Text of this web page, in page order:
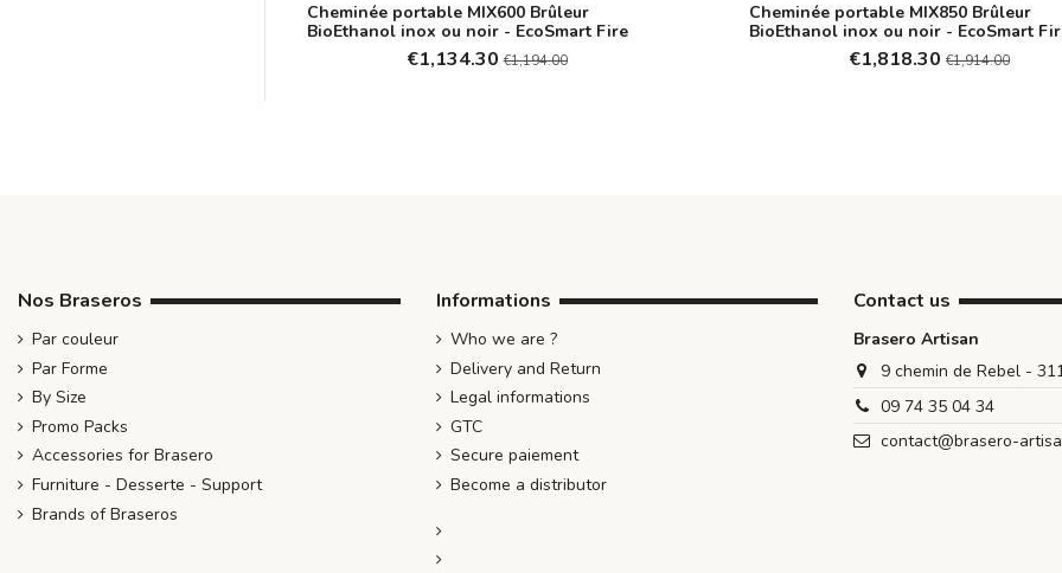
Cheminée portable MIX600 Brûleur
BioEthanol inox ou noir - EcoSmart Fire
€1,134.30 €1,194.00
Cheminée portable MIX850 Brûleur
BioEthanol inox ou noir - EcoSmart
€1,818.30 €1,914.00
Nos Braseros
Par couleur
Par Forme
By Size
Promo Packs
Accessories for Brasero
Furniture - Desserte - Support
Brands of Braseros
Informations
Who we are ?
Delivery and Return
Legal informations
GTC
Secure paiement
Become a distributor
Contact us
Brasero Artisan
9 chemin de Rebel -
09 74 35 04 34
contact@brasero-